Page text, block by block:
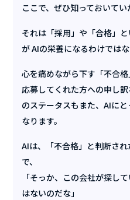
ここで、ぜひ知っておいてい
それは「採用」や「合格」
が AIの栄養になるわけでは
心を痛めながら下す「不合格
応募してくれた方への申し
のステータスもまた、AIに
なります。
AIは、「不合格」と判断さ
で、
「そっか、この会社が探し
はないのだな」